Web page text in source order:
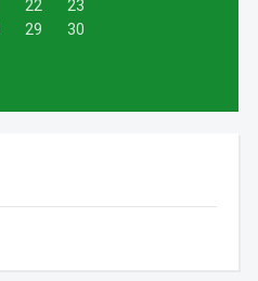
22
23
29
30